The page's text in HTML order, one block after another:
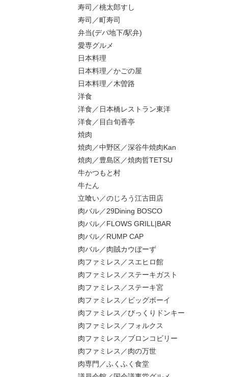
寿司／桃太郎すし
寿司／町寿司
弁当(デパ地下/駅弁)
愛専グルメ
日本料理
日本料理／かごの屋
日本料理／木曽路
洋食
洋食／日本橋レストラン東洋
洋食／目白旬香亭
焼肉
焼肉／中野区／深谷牛焼肉Kan
焼肉／豊島区／焼肉哲TETSU
牛かつもと村
牛たん
立喰い／のじろう江古田店
肉バル／29Dining BOSCO
肉バル／FLOWS GRILL|BAR
肉バル／RUMP CAP
肉バル／肉賊カウぼーず
肉ファミレス／スエヒロ館
肉ファミレス／ステーキガスト
肉ファミレス／ステーキ宮
肉ファミレス／ビッグボーイ
肉ファミレス／びっくりドンキー
肉ファミレス／フォルクス
肉ファミレス／ブロンコビリー
肉ファミレス／肉の万世
肉専門／ふくふく食堂